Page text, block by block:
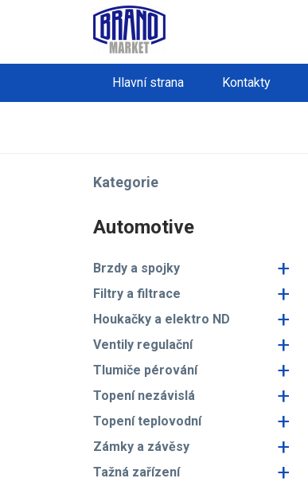
Hlavní strana Kontakty
Kategorie
Automotive
Brzdy a spojky +
Filtry a filtrace +
Houkačky a elektro ND +
Ventily regulační +
Tlumiče pérování +
Topení nezávislá +
Topení teplovodní +
Zámky a závěsy +
Tažná zařízení +